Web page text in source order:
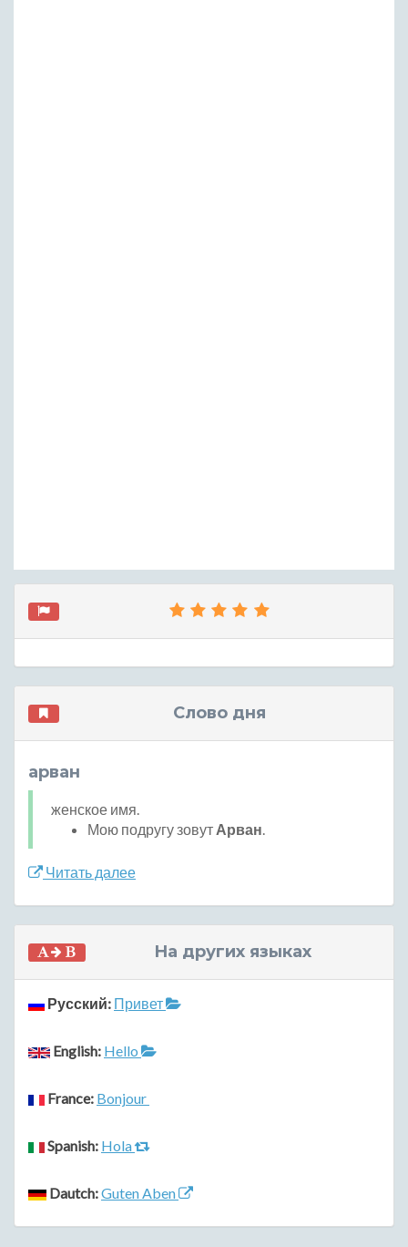
Слово дня
арван
женское имя.
Мою подругу зовут Арван.
Читать далее
На других языках
Русский: Привет
English: Hello
France: Bonjour
Spanish: Hola
Dautch:Guten Aben